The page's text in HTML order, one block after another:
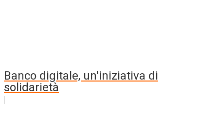
Banco digitale, un'iniziativa di
solidarietà